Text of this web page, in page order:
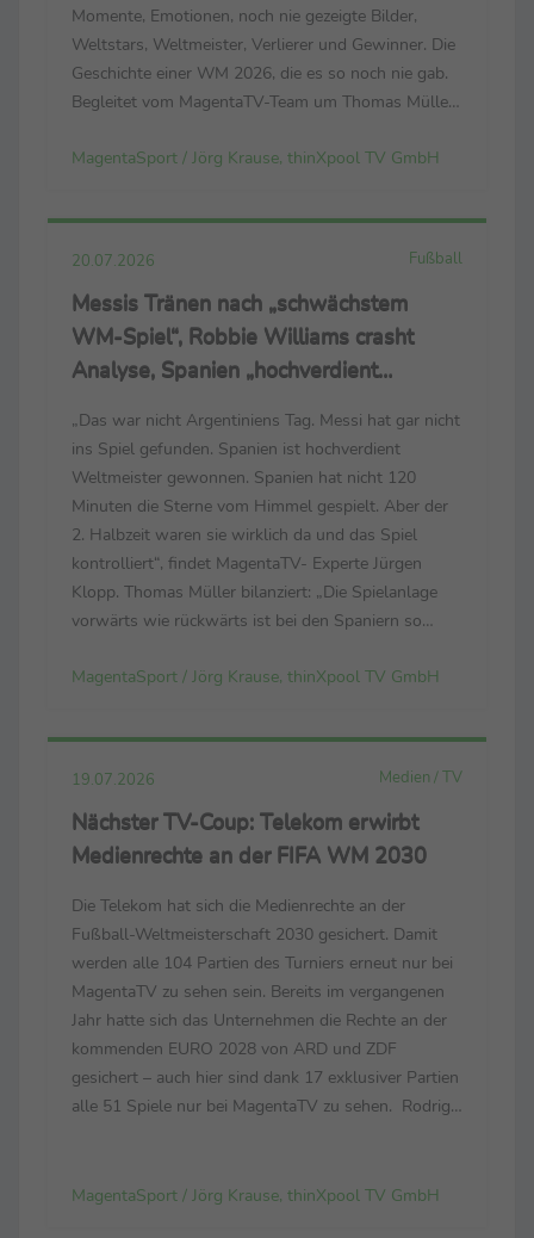
Momente, Emotionen, noch nie gezeigte Bilder,
Weltstars, Weltmeister, Verlierer und Gewinner. Die
Geschichte einer WM 2026, die es so noch nie gab.
Begleitet vom MagentaTV-Team um Thomas Müller,
Bundestrainer Jürgen Klopp. (Der Link zum
MagentaSport / Jörg Krause, thinXpool TV GmbH
20.07.2026 Fußball
Messis Tränen nach „schwächstem
WM-Spiel“, Robbie Williams crasht
Analyse, Spanien „hochverdient
„Das war nicht Argentiniens Tag. Messi hat gar nicht
ins Spiel gefunden. Spanien ist hochverdient
Weltmeister gewonnen. Spanien hat nicht 120
Minuten die Sterne vom Himmel gespielt. Aber der
2. Halbzeit waren sie wirklich da und das Spiel
kontrolliert“, findet MagentaTV- Experte Jürgen
Klopp. Thomas Müller bilanziert: „Die Spielanlage
vorwärts wie rückwärts ist bei den Spaniern so
und Technik. Sie spielen mit allem.“ Luis de la ...
MagentaSport / Jörg Krause, thinXpool TV GmbH
19.07.2026 Medien / TV
Nächster TV-Coup: Telekom erwirbt
Medienrechte an der FIFA WM 2030
Die Telekom hat sich die Medienrechte an der
Fußball-Weltmeisterschaft 2030 gesichert. Damit
werden alle 104 Partien des Turniers erneut nur bei
MagentaTV zu sehen sein. Bereits im vergangenen
Jahr hatte sich das Unternehmen die Rechte an der
kommenden EURO 2028 von ARD und ZDF
gesichert – auch hier sind dank 17 exklusiver Partien
alle 51 Spiele nur bei MagentaTV zu sehen. Rodrigo
uns eine Fußball...
MagentaSport / Jörg Krause, thinXpool TV GmbH